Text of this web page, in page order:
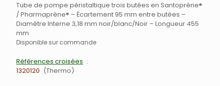
Tube de pompe péristaltique trois butées en Santoprène®
/ Pharmaprène® – Écartement 95 mm entre butées –
Diamètre Interne 3,18 mm noir/blanc/Noir – Longueur 455
mm
Disponible sur commande
Références croisées
1320120
Thermo